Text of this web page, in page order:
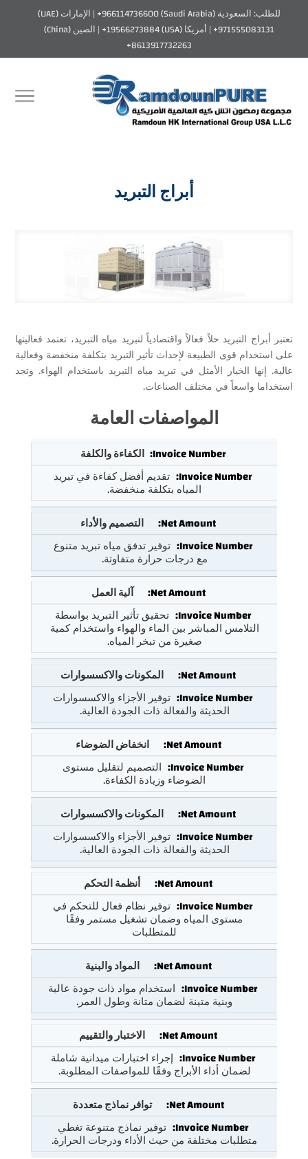
للطلب: السعودية (Saudi Arabia) 966114736600+ | الإمارات (UAE)
971555083131+ | أمريكا (USA) 19566273884+ | الصين (China)
8613917732263+
أبراج التبريد
تعتبر أبراج التبريد حلاً فعالاً واقتصادياً لتبريد مياه التبريد، تعتمد فعاليتها
على استخدام قوى الطبيعة لإحداث تأثير التبريد بتكلفة منخفضة وفعالية
عالية. إنها الخيار الأمثل في تبريد مياه التبريد باستخدام الهواء. وتجد
استخداما واسعاً في مختلف الصناعات.
المواصفات العامة
الكفاءة والكلفة
تقديم أفضل كفاءة في تبريد
المياه بتكلفة منخفضة.
التصميم والأداء
توفير تدفق مياه تبريد متنوع
مع درجات حرارة متفاوتة.
آلية العمل
تحقيق تأثير التبريد بواسطة
التلامس المباشر بين الماء والهواء واستخدام كمية
صغيرة من تبخر المياه.
المكونات والاكسسوارات
توفير الأجزاء والاكسسوارات
الحديثة والفعالة ذات الجودة العالية.
انخفاض الضوضاء
التصميم لتقليل مستوى
الضوضاء وزيادة الكفاءة.
المكونات والاكسسوارات
توفير الأجزاء والاكسسوارات
الحديثة والفعالة ذات الجودة العالية.
أنظمة التحكم
توفير نظام فعال للتحكم في
مستوى المياه وضمان تشغيل مستمر وفقًا
للمتطلبات
المواد والبنية
استخدام مواد ذات جودة عالية
وبنية متينة لضمان متانة وطول العمر.
الاختبار والتقييم
إجراء اختبارات ميدانية شاملة
لضمان أداء الأبراج وفقًا للمواصفات المطلوبة.
توافر نماذج متعددة
توفير نماذج متنوعة تغطي
متطلبات مختلفة من حيث الأداء ودرجات الحرارة.